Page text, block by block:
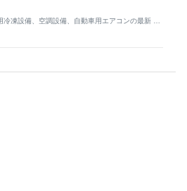
凍設備、空調設備、自動車用エアコンの最新 …